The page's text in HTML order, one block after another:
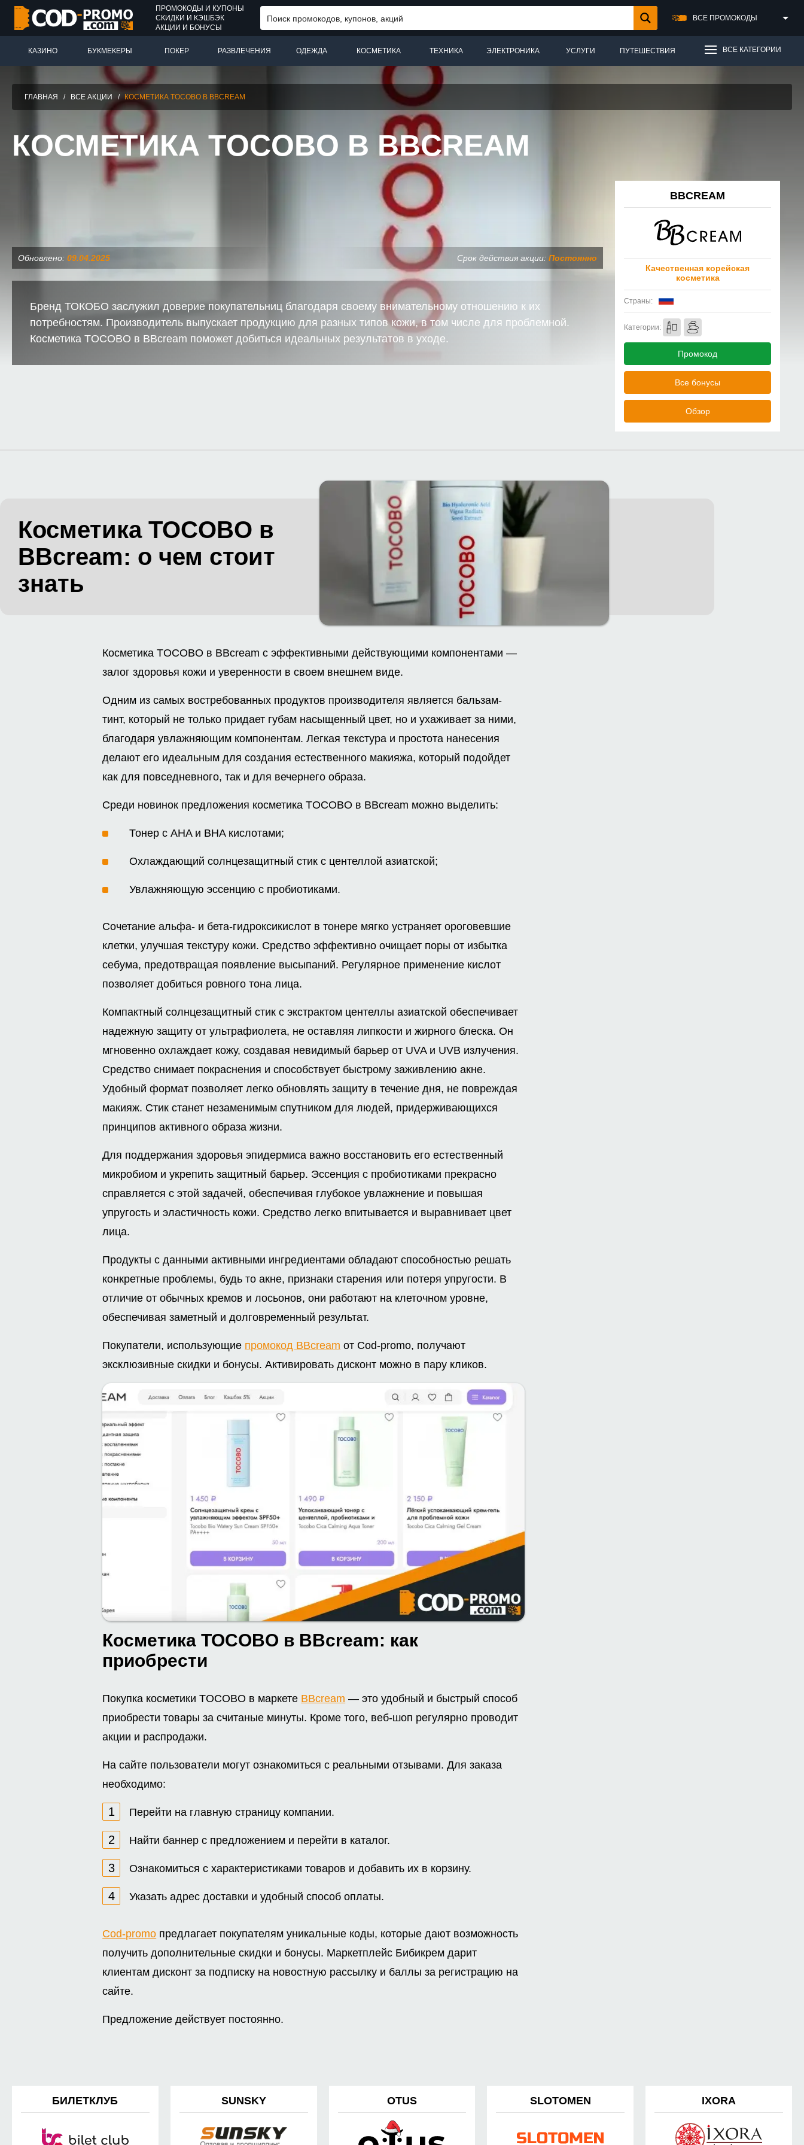
ПРОМОКОДЫ И КУПОНЫ
СКИДКИ И КЭШБЭК
АКЦИИ И БОНУСЫ
ВСЕ ПРОМОКОДЫ
ВСЕ КАТЕГОРИИ
КАЗИНО БУКМЕКЕРЫ ПОКЕР РАЗВЛЕЧЕНИЯ ОДЕЖДА КОСМЕТИКА ТЕХНИКА ЭЛЕКТРОНИКА УСЛУГИ ПУТЕШЕСТВИЯ
ГЛАВНАЯ / ВСЕ АКЦИИ / КОСМЕТИКА TOCOBO В BBCREAM
КОСМЕТИКА TOCOBO В BBCREAM
Обновлено: 09.04.2025 Срок действия акции: Постоянно
Бренд ТОКОБО заслужил доверие покупательниц благодаря своему внимательному отношению к их
потребностям. Производитель выпускает продукцию для разных типов кожи, в том числе для проблемной.
Косметика TOCOBO в BBcream поможет добиться идеальных результатов в уходе.
BBCREAM
Качественная корейская
косметика
Страны:
Категории:
Промокод
Все бонусы
Обзор
Косметика TOCOBO в
BBcream: о чем стоит
знать
Косметика TOCOBO в BBcream с эффективными действующими компонентами —
залог здоровья кожи и уверенности в своем внешнем виде.
Одним из самых востребованных продуктов производителя является бальзам-
тинт, который не только придает губам насыщенный цвет, но и ухаживает за ними,
благодаря увлажняющим компонентам. Легкая текстура и простота нанесения
делают его идеальным для создания естественного макияжа, который подойдет
как для повседневного, так и для вечернего образа.
Среди новинок предложения косметика TOCOBO в BBcream можно выделить:
Тонер с AHA и BHA кислотами;
Охлаждающий солнцезащитный стик с центеллой азиатской;
Увлажняющую эссенцию с пробиотиками.
Сочетание альфа- и бета-гидроксикислот в тонере мягко устраняет ороговевшие
клетки, улучшая текстуру кожи. Средство эффективно очищает поры от избытка
себума, предотвращая появление высыпаний. Регулярное применение кислот
позволяет добиться ровного тона лица.
Компактный солнцезащитный стик с экстрактом центеллы азиатской обеспечивает
надежную защиту от ультрафиолета, не оставляя липкости и жирного блеска. Он
мгновенно охлаждает кожу, создавая невидимый барьер от UVA и UVB излучения.
Средство снимает покраснения и способствует быстрому заживлению акне.
Удобный формат позволяет легко обновлять защиту в течение дня, не повреждая
макияж. Стик станет незаменимым спутником для людей, придерживающихся
принципов активного образа жизни.
Для поддержания здоровья эпидермиса важно восстановить его естественный
микробиом и укрепить защитный барьер. Эссенция с пробиотиками прекрасно
справляется с этой задачей, обеспечивая глубокое увлажнение и повышая
упругость и эластичность кожи. Средство легко впитывается и выравнивает цвет
лица.
Продукты с данными активными ингредиентами обладают способностью решать
конкретные проблемы, будь то акне, признаки старения или потеря упругости. В
отличие от обычных кремов и лосьонов, они работают на клеточном уровне,
обеспечивая заметный и долговременный результат.
Покупатели, использующие промокод BBcream от Cod-promo, получают
эксклюзивные скидки и бонусы. Активировать дисконт можно в пару кликов.
Косметика TOCOBO в BBcream: как
приобрести
Покупка косметики TOCOBO в маркете BBcream — это удобный и быстрый способ
приобрести товары за считаные минуты. Кроме того, веб-шоп регулярно проводит
акции и распродажи.
На сайте пользователи могут ознакомиться с реальными отзывами. Для заказа
необходимо:
Перейти на главную страницу компании.
Найти баннер с предложением и перейти в каталог.
Ознакомиться с характеристиками товаров и добавить их в корзину.
Указать адрес доставки и удобный способ оплаты.
Cod-promo предлагает покупателям уникальные коды, которые дают возможность
получить дополнительные скидки и бонусы. Маркетплейс Бибикрем дарит
клиентам дисконт за подписку на новостную рассылку и баллы за регистрацию на
сайте.
Предложение действует постоянно.
БИЛЕТКЛУБ SUNSKY OTUS SLOTOMEN IXORA